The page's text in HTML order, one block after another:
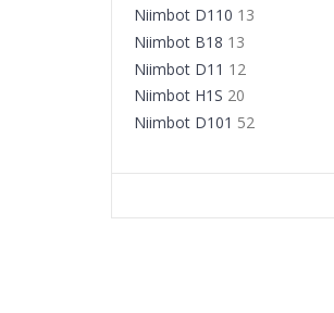
Niimbot D110 13
Niimbot B18 13
Niimbot D11 12
Niimbot H1S 20
Niimbot D101 52